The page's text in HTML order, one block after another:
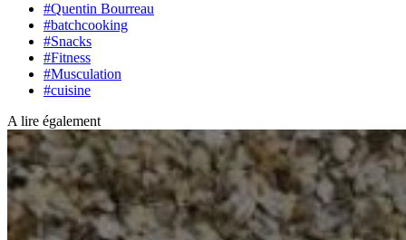
#Quentin Bourreau
#batchcooking
#Snacks
#Fitness
#Musculation
#cuisine
A lire également